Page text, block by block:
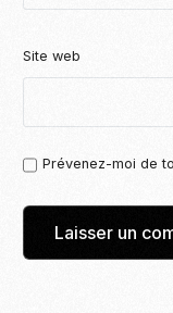
Site web
Prévenez-moi de